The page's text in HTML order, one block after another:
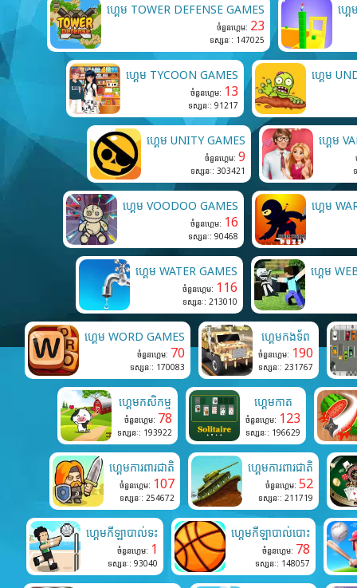
ហ្គេម TOWER DEFENSE GAMES
ចំនួនហ្គេម: 23
ទស្សនៈ: 147025
ហ្គ
ហ្គេម TYCOON GAMES
ចំនួនហ្គេម: 13
ទស្សនៈ: 91217
ហ្គេម
ហ្គេម UNITY GAMES
ចំនួនហ្គេម: 9
ទស្សនៈ: 303421
ហ្គេម
ហ្គេម VOODOO GAMES
ចំនួនហ្គេម: 16
ទស្សនៈ: 90468
ហ្គេម
ហ្គេម WATER GAMES
ចំនួនហ្គេម: 116
ទស្សនៈ: 213010
ហ្គេម
ហ្គេម WORD GAMES
ចំនួនហ្គេម: 70
ទស្សនៈ: 170083
ហ្គេមកងទ័ព
ចំនួនហ្គេម: 190
ទស្សនៈ: 231767
ហ្គេមកសិកម្ម
ចំនួនហ្គេម: 78
ទស្សនៈ: 193922
ហ្គេមកាត
ចំនួនហ្គេម: 123
ទស្សនៈ: 196629
ហ្គេមការពារជាតិ
ចំនួនហ្គេម: 107
ទស្សនៈ: 254672
ហ្គេមការពារជាតិ
ចំនួនហ្គេម: 52
ទស្សនៈ: 211719
ហ្គេមកីឡាបាល់ទះ
ចំនួនហ្គេម: 1
ទស្សនៈ: 93040
ហ្គេមកីឡាបាល់បោះ
ចំនួនហ្គេម: 78
ទស្សនៈ: 148057